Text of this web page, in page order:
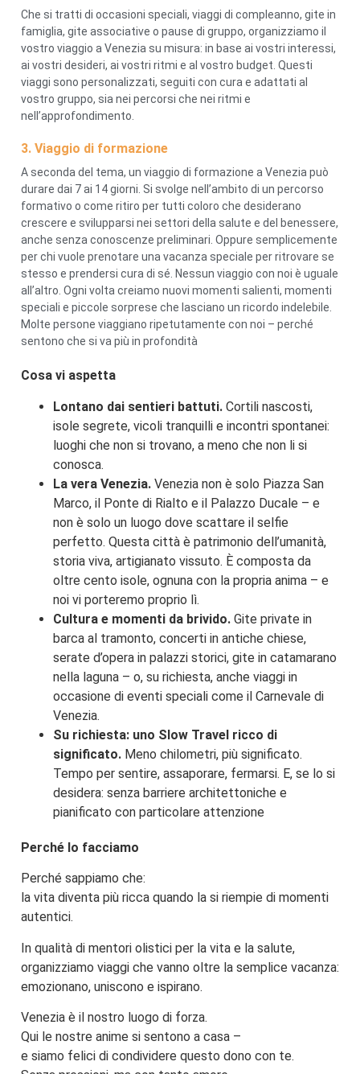
Che si tratti di occasioni speciali, viaggi di compleanno, gite in
famiglia, gite associative o pause di gruppo, organizziamo il
vostro viaggio a Venezia su misura: in base ai vostri interessi,
ai vostri desideri, ai vostri ritmi e al vostro budget. Questi
viaggi sono personalizzati, seguiti con cura e adattati al
vostro gruppo, sia nei percorsi che nei ritmi e
nell’approfondimento.
3. Viaggio di formazione
A seconda del tema, un viaggio di formazione a Venezia può
durare dai 7 ai 14 giorni. Si svolge nell’ambito di un percorso
formativo o come ritiro per tutti coloro che desiderano
crescere e svilupparsi nei settori della salute e del benessere,
anche senza conoscenze preliminari. Oppure semplicemente
per chi vuole prenotare una vacanza speciale per ritrovare se
stesso e prendersi cura di sé. Nessun viaggio con noi è uguale
all’altro. Ogni volta creiamo nuovi momenti salienti, momenti
speciali e piccole sorprese che lasciano un ricordo indelebile.
Molte persone viaggiano ripetutamente con noi – perché
sentono che si va più in profondità
Cosa vi aspetta
Lontano dai sentieri battuti. Cortili nascosti,
isole segrete, vicoli tranquilli e incontri spontanei:
luoghi che non si trovano, a meno che non li si
conosca.
La vera Venezia. Venezia non è solo Piazza San
Marco, il Ponte di Rialto e il Palazzo Ducale – e
non è solo un luogo dove scattare il selfie
perfetto. Questa città è patrimonio dell’umanità,
storia viva, artigianato vissuto. È composta da
oltre cento isole, ognuna con la propria anima – e
noi vi porteremo proprio lì.
Cultura e momenti da brivido. Gite private in
barca al tramonto, concerti in antiche chiese,
serate d’opera in palazzi storici, gite in catamarano
nella laguna – o, su richiesta, anche viaggi in
occasione di eventi speciali come il Carnevale di
Venezia.
Su richiesta: uno Slow Travel ricco di
significato. Meno chilometri, più significato.
Tempo per sentire, assaporare, fermarsi. E, se lo si
desidera: senza barriere architettoniche e
pianificato con particolare attenzione
Perché lo facciamo
Perché sappiamo che:
la vita diventa più ricca quando la si riempie di momenti
autentici.
In qualità di mentori olistici per la vita e la salute,
organizziamo viaggi che vanno oltre la semplice vacanza:
emozionano, uniscono e ispirano.
Venezia è il nostro luogo di forza.
Qui le nostre anime si sentono a casa –
e siamo felici di condividere questo dono con te.